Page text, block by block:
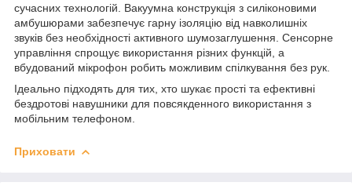
сучасних технологій. Вакуумна конструкція з силіконовими
амбушюрами забезпечує гарну ізоляцію від навколишніх
звуків без необхідності активного шумозаглушення. Сенсорне
управління спрощує використання різних функцій, а
вбудований мікрофон робить можливим спілкування без рук.
Ідеально підходять для тих, хто шукає прості та ефективні
бездротові навушники для повсякденного використання з
мобільним телефоном.
Приховати